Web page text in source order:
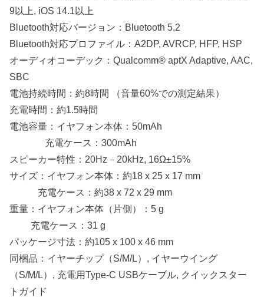
9以上, iOS 14.1以上
Bluetooth対応バージョン：Bluetooth 5.2
Bluetooth対応プロファイル：A2DP, AVRCP, HFP, HSP
オーディオコーデック：Qualcomm® aptX Adaptive, AAC,
SBC
電池持続時間：約8時間 （音量60%での測定結果）
充電時間：約1.5時間
電池容量：イヤフォン本体：50mAh
充電ケース：300mAh
スピーカー特性：20Hz－20kHz, 16Ω±15%
サイズ：イヤフォン本体：約18 x 25 x 17 mm
充電ケース：約38 x 72 x 29 mm
重量：イヤフォン本体（片側）：5 g
充電ケース：31 g
パッケージ寸法：約105 x 100 x 46 mm
同梱品：イヤーチップ（S/M/L）, イヤーウイング
（S/M/L）, 充電用Type-C USBケーブル, クイックスター
トガイド